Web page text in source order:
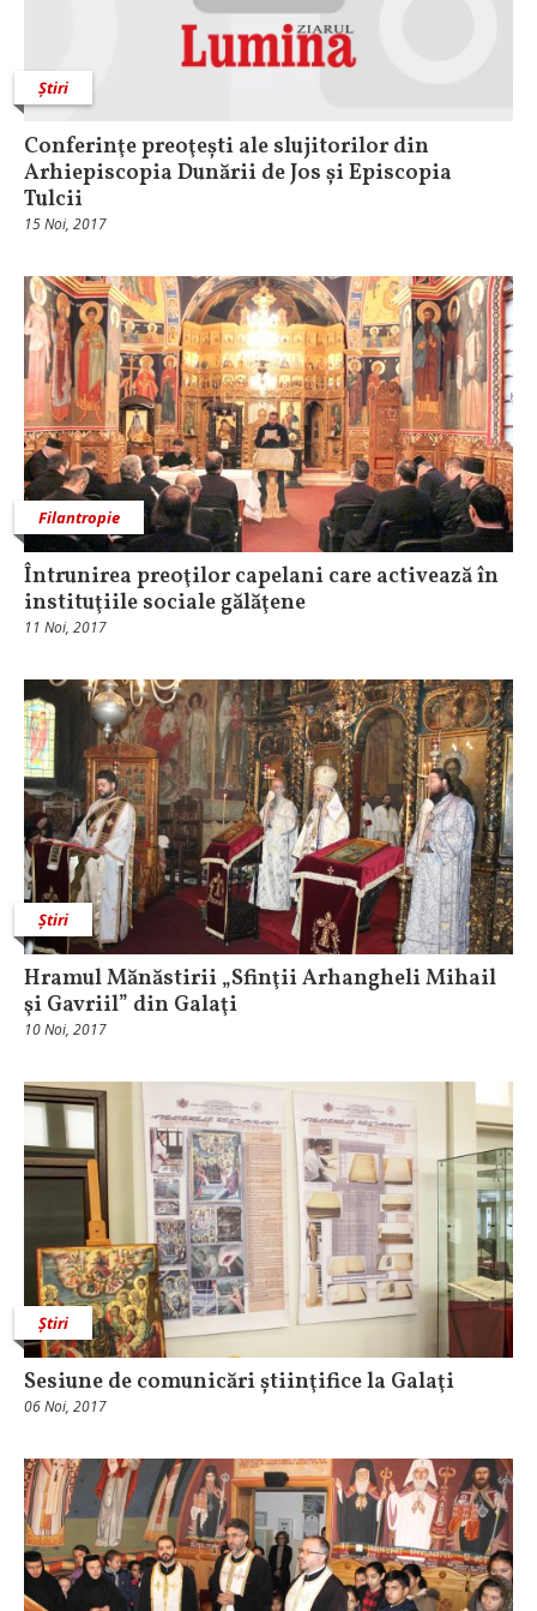
Știri
Conferinţe preoţești ale slujitorilor din
Arhiepiscopia Dunării de Jos și Episcopia
Tulcii
15 Noi, 2017
Filantropie
Întrunirea preoţilor capelani care activează în
instituţiile sociale gălăţene
11 Noi, 2017
Știri
Hramul Mănăstirii „Sfinţii Arhangheli Mihail
şi Gavriil” din Galaţi
10 Noi, 2017
Știri
Sesiune de comunicări știinţifice la Galaţi
06 Noi, 2017